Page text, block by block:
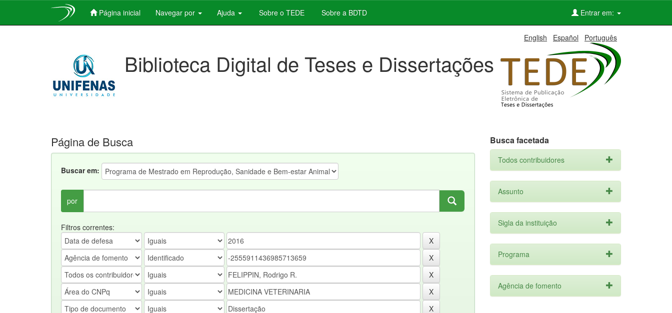
Página inicial Navegar por Ajuda Sobre o TEDE Sobre a BDTD Entrar em:
English Español Português
Biblioteca Digital de Teses e Dissertações
Página de Busca
Buscar em:
por
Filtros correntes:
Busca facetada
Todos contribuidores
Assunto
Sigla da instituição
Programa
Agência de fomento